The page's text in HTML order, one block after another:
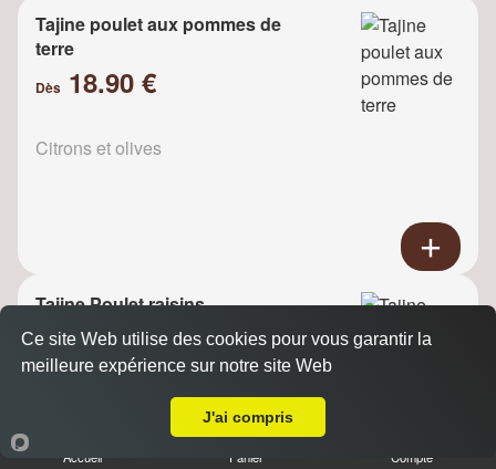
Tajine poulet aux pommes de
terre
Dès 18.90 €
Citrons et olives
Tajine Poulet raisins
Dès18.90 €
Accueil Panier Compte
Ce site Web utilise des cookies pour vous garantir la
meilleure expérience sur notre site Web
J'ai compris